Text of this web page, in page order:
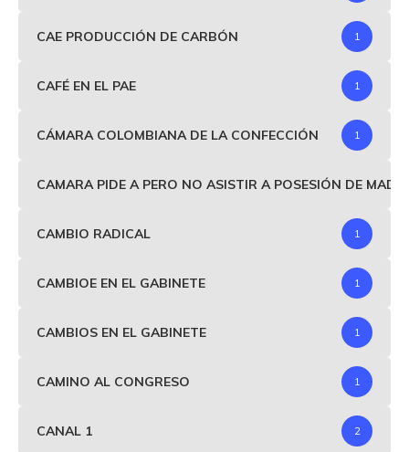
CAE PRODUCCIÓN DE CARBÓN 1
CAFÉ EN EL PAE 1
CÁMARA COLOMBIANA DE LA CONFECCIÓN 1
CAMARA PIDE A PERO NO ASISTIR A POSESIÓN DE
CAMBIO RADICAL 1
CAMBIOE EN EL GABINETE 1
CAMBIOS EN EL GABINETE 1
CAMINO AL CONGRESO 1
CANAL 1 2